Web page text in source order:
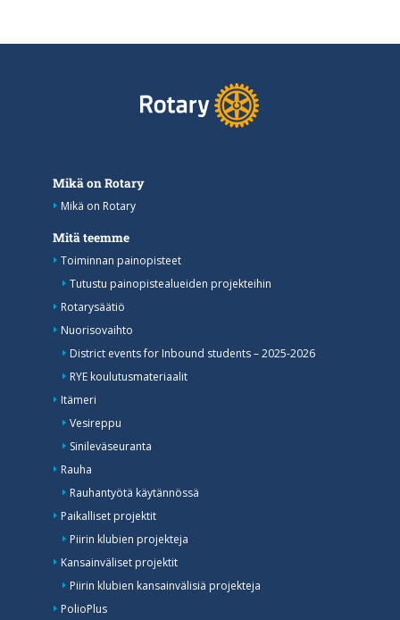
Mikä on Rotary
Mikä on Rotary
Mitä teemme
Toiminnan painopisteet
Tutustu painopistealueiden projekteihin
Rotarysäätiö
Nuorisovaihto
District events for Inbound students – 2025-2026
RYE koulutusmateriaalit
Itämeri
Vesireppu
Sinileväseuranta
Rauha
Rauhantyötä käytännössä
Paikalliset projektit
Piirin klubien projekteja
Kansainväliset projektit
Piirin klubien kansainvälisiä projekteja
PolioPlus